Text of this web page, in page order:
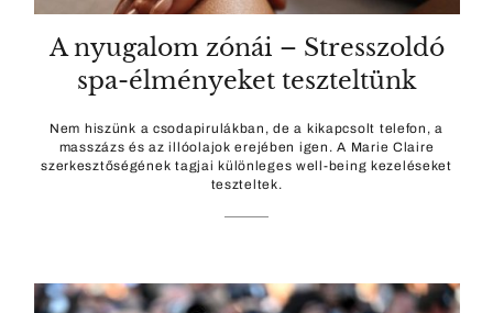
A nyugalom zónái – Stresszoldó
spa-élményeket teszteltünk
Nem hiszünk a csodapirulákban, de a kikapcsolt telefon, a
masszázs és az illóolajok erejében igen. A Marie Claire
szerkesztőségének tagjai különleges well-being kezeléseket
teszteltek.